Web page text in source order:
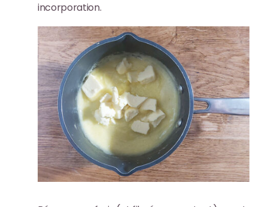
incorporation.